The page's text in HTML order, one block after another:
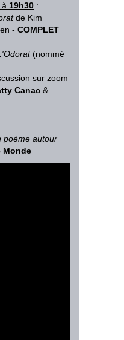
à 19h30 :
de Kim
- COMPLET
(nommé
sur zoom
Canac &
poème autour
Monde